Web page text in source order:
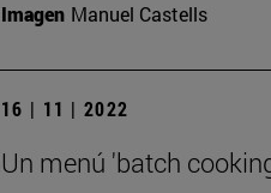
Imagen Manuel Castells
16 | 11 | 2022
Un menú 'batch